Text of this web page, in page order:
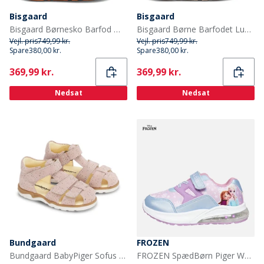
Bisgaard
Bisgaard Børnesko Barfod Morten Orange
Vejl. pris749,99 kr.
Spare380,00 kr.
Current
369,99 kr.
Nedsat
Bisgaard
Bisgaard Børne Barfodet Luna Sko Cacao
Vejl. pris749,99 kr.
Spare380,00 kr.
Current
369,99 kr.
Nedsat
Bundgaard
Bundgaard BabyPiger Sofus Sandaler Twinkle
FROZEN
FROZEN SpædBørn Piger Wonder Lysende Sko Multi